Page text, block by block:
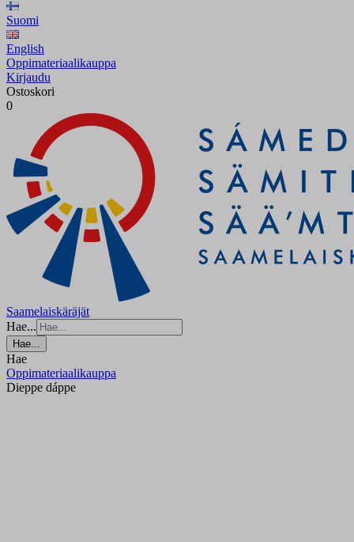
Suomi
English
Oppimateriaalikauppa
Kirjaudu
Ostoskori
0
Saamelaiskäräjät
Hae...
Hae...
Hae
Oppimateriaalikauppa
Dieppe dáppe